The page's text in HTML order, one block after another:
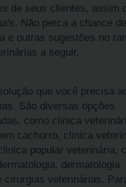
de seus clientes, assim
Não perca a chance de
e outras sugestões no
a seguir.
que você precisa
São diversas opções
como clinica
cachorro, clinica
popular veterinária,
dermatologia
cirurgias veterinárias.